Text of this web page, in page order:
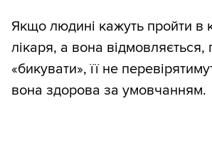
Якщо людині кажуть пройти в
лікаря, а вона відмовляється,
«бикувати», її не
вона здорова за умовчанням.